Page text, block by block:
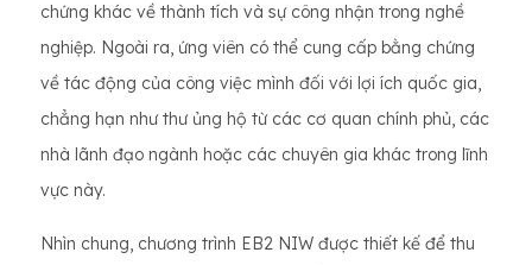
chứng khác về thành tích và sự công nhận trong nghề
nghiệp. Ngoài ra, ứng viên có thể cung cấp bằng chứng
về tác động của công việc mình đối với lợi ích quốc gia,
chẳng hạn như thư ủng hộ từ các cơ quan chính phủ, các
nhà lãnh đạo ngành hoặc các chuyên gia khác trong lĩnh
vực này.
Nhìn chung, chương trình EB2 NIW được thiết kế để thu